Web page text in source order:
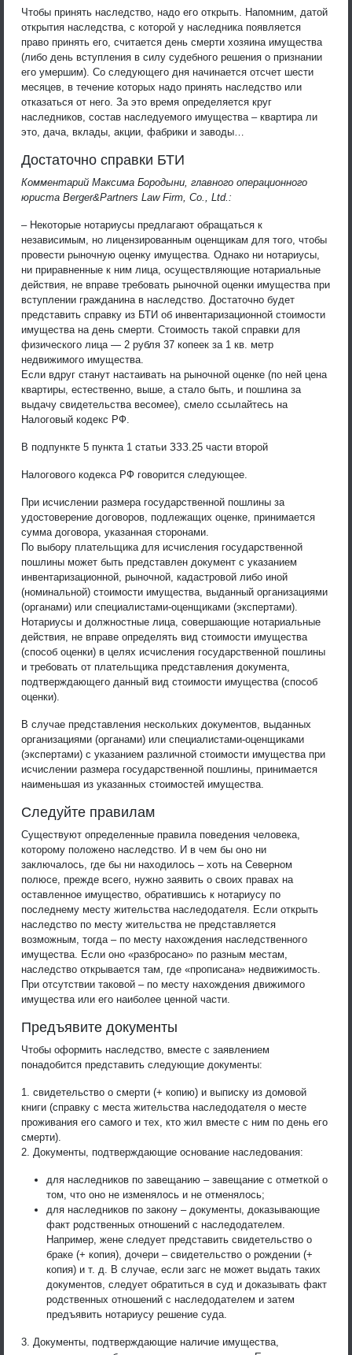
Чтобы принять наследство, надо его открыть. Напомним, датой
открытия наследства, с которой у наследника появляется
право принять его, считается день смерти хозяина имущества
(либо день вступления в силу судебного решения о признании
его умершим). Со следующего дня начинается отсчет шести
месяцев, в течение которых надо принять наследство или
отказаться от него. За это время определяется круг
наследников, состав наследуемого имущества – квартира ли
это, дача, вклады, акции, фабрики и заводы…
Достаточно справки БТИ
Комментарий Максима Бородыни, главного операционного
юриста Berger&Partners Law Firm, Co., Ltd.:
– Некоторые нотариусы предлагают обращаться к
независимым, но лицензированным оценщикам для того, чтобы
провести рыночную оценку имущества. Однако ни нотариусы,
ни приравненные к ним лица, осуществляющие нотариальные
действия, не вправе требовать рыночной оценки имущества при
вступлении гражданина в наследство. Достаточно будет
представить справку из БТИ об инвентаризационной стоимости
имущества на день смерти. Стоимость такой справки для
физического лица — 2 рубля 37 копеек за 1 кв. метр
недвижимого имущества.
Если вдруг станут настаивать на рыночной оценке (по ней цена
квартиры, естественно, выше, а стало быть, и пошлина за
выдачу свидетельства весомее), смело ссылайтесь на
Налоговый кодекс РФ.
В подпункте 5 пункта 1 статьи ЗЗЗ.25 части второй
Налогового кодекса РФ говорится следующее.
При исчислении размера государственной пошлины за
удостоверение договоров, подлежащих оценке, принимается
сумма договора, указанная сторонами.
По выбору плательщика для исчисления государственной
пошлины может быть представлен документ с указанием
инвентаризационной, рыночной, кадастровой либо иной
(номинальной) стоимости имущества, выданный организациями
(органами) или специалистами-оценщиками (экспертами).
Нотариусы и должностные лица, совершающие нотариальные
действия, не вправе определять вид стоимости имущества
(способ оценки) в целях исчисления государственной пошлины
и требовать от плательщика представления документа,
подтверждающего данный вид стоимости имущества (способ
оценки).
В случае представления нескольких документов, выданных
организациями (органами) или специалистами-оценщиками
(экспертами) с указанием различной стоимости имущества при
исчислении размера государственной пошлины, принимается
наименьшая из указанных стоимостей имущества.
Следуйте правилам
Существуют определенные правила поведения человека,
которому положено наследство. И в чем бы оно ни
заключалось, где бы ни находилось – хоть на Северном
полюсе, прежде всего, нужно заявить о своих правах на
оставленное имущество, обратившись к нотариусу по
последнему месту жительства наследодателя. Если открыть
наследство по месту жительства не представляется
возможным, тогда – по месту нахождения наследственного
имущества. Если оно «разбросано» по разным местам,
наследство открывается там, где «прописана» недвижимость.
При отсутствии таковой – по месту нахождения движимого
имущества или его наиболее ценной части.
Предъявите документы
Чтобы оформить наследство, вместе с заявлением
понадобится представить следующие документы:
1. свидетельство о смерти (+ копию) и выписку из домовой
книги (справку с места жительства наследодателя о месте
проживания его самого и тех, кто жил вместе с ним по день его
смерти).
2. Документы, подтверждающие основание наследования:
для наследников по завещанию – завещание с отметкой о
том, что оно не изменялось и не отменялось;
для наследников по закону – документы, доказывающие
факт родственных отношений с наследодателем.
Например, жене следует представить свидетельство о
браке (+ копия), дочери – свидетельство о рождении (+
копия) и т. д. В случае, если загс не может выдать таких
документов, следует обратиться в суд и доказывать факт
родственных отношений с наследодателем и затем
предъявить нотариусу решение суда.
3. Документы, подтверждающие наличие имущества,